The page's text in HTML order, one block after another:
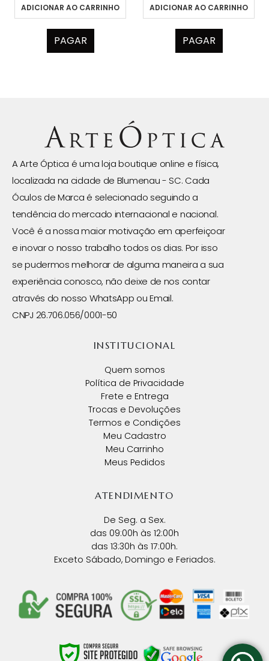
ADICIONAR AO CARRINHO
PAGAR
ADICIONAR AO CARRINHO
PAGAR
A Arte Óptica é uma loja boutique online e física,
localizada na cidade de Blumenau - SC. Cada
Óculos de Marca é selecionado seguindo a
tendência do mercado internacional e nacional.
Você é a nossa maior motivação em aperfeiçoar
e inovar o nosso trabalho todos os dias. Por isso
se pudermos melhorar de alguma maneira a sua
experiência conosco, não deixe de nos contar
através do nosso WhatsApp ou Email.
CNPJ 26.706.056/0001-50
INSTITUCIONAL
Quem somos
Política de Privacidade
Frete e Entrega
Trocas e Devoluções
Termos e Condições
Meu Cadastro
Meu Carrinho
Meus Pedidos
ATENDIMENTO
De Seg. a Sex.
das 09:00h às 12:00h
das 13:30h às 17:00h.
Exceto Sábado, Domingo e Feriados.